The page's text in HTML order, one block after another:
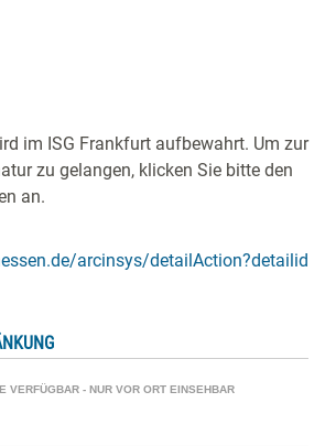
im ISG Frankfurt aufbewahrt. Um zur
zu gelangen, klicken Sie bitte den
an.
arcinsys/detailAction?detailid
VERFÜGBAR - NUR VOR ORT EINSEHBAR